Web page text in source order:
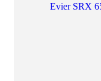
Evier SRX